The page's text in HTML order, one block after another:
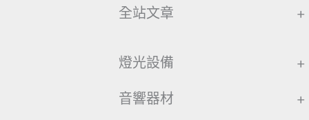
全站文章 +
燈光設備 +
音響器材 +